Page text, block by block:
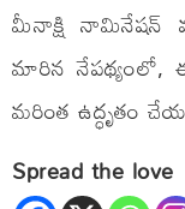
మీనాక్షి నామినేషన్
మారిన నేపథ్యంలో,
మరింత ఉద్ధృతం
Spread the love